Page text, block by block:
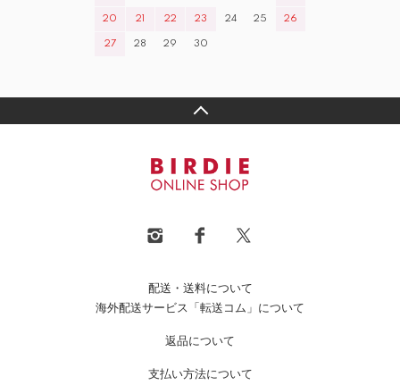
20 21 22 23 24 25 26
27 28 29 30
配送・送料について
海外配送サービス「転送コム」について
返品について
支払い方法について